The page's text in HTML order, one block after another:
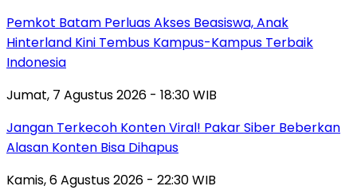
Pemkot Batam Perluas Akses Beasiswa, Anak
Hinterland Kini Tembus Kampus-Kampus Terbaik
Indonesia
Jumat, 7 Agustus 2026 - 18:30 WIB
Jangan Terkecoh Konten Viral! Pakar Siber Beberkan
Alasan Konten Bisa Dihapus
Kamis, 6 Agustus 2026 - 22:30 WIB